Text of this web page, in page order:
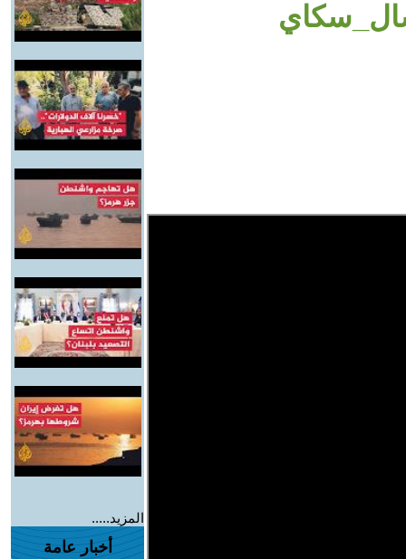
المزيد.....
أخبار عامة